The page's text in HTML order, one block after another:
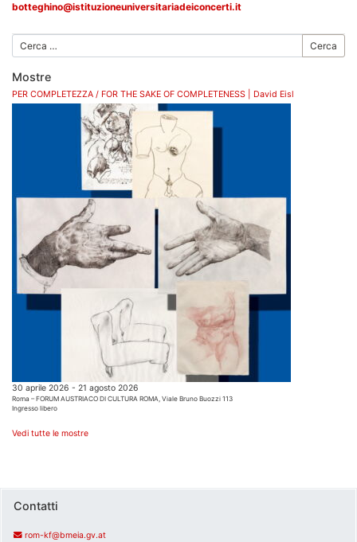
botteghino@istituzioneuniversitariadeiconcerti.it
Cerca
Mostre
PER COMPLETEZZA / FOR THE SAKE OF COMPLETENESS | David Eisl
30 aprile 2026 - 21 agosto 2026
Roma – FORUM AUSTRIACO DI CULTURA ROMA, Viale Bruno Buozzi 113
Ingresso libero
Vedi tutte le mostre
Contatti
rom-kf@bmeia.gv.at